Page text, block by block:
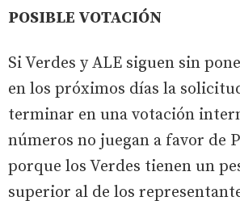
POSIBLE VOTACIÓN
Si Verdes y ALE siguen sin
en los próximos días la
terminar en una votación
números no juegan a favor de
porque los Verdes tienen un
superior al de los